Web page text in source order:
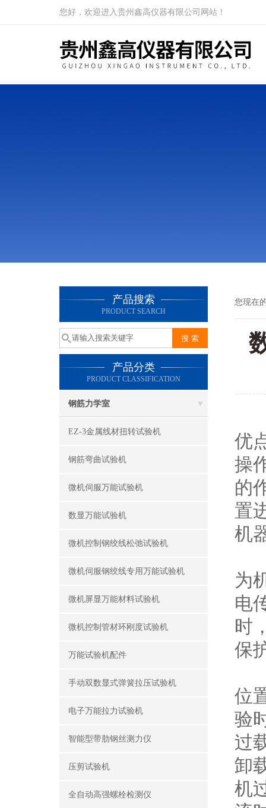
您好，欢迎进入贵州鑫高仪器有限公司网站！
产品搜索
PRODUCT SEARCH
产品分类
PRODUCT CLASSIFICATION
钢筋力学室
EZ-3金属线材扭转试验机
钢筋弯曲试验机
微机伺服万能试验机
数显万能试验机
微机控制钢绞线松弛试验机
微机伺服钢绞线专用万能试验机
微机屏显万能材料试验机
微机控制管材环刚度试验机
万能试验机配件
手动双数显式弹簧拉压试验机
电子万能拉力试验机
智能型带肋钢丝测力仪
压剪试验机
全自动高强螺栓检测仪
您现在
优
操
的
置
机
为
电
时
保
位
验
过
卸
机